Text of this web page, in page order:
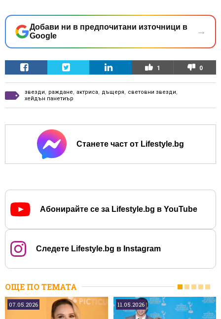
Добави ни в предпочитани източници в
Google
→
1 0
звезди, раждане, актриса, дъщеря, световни звезди,
хейдън панетиър
Станете част от Lifestyle.bg
Абонирайте се за Lifestyle.bg в YouTube
Следете Lifestyle.bg в Instagram
ОЩЕ ПО ТЕМАТА
07.05.2026 11.05.2026